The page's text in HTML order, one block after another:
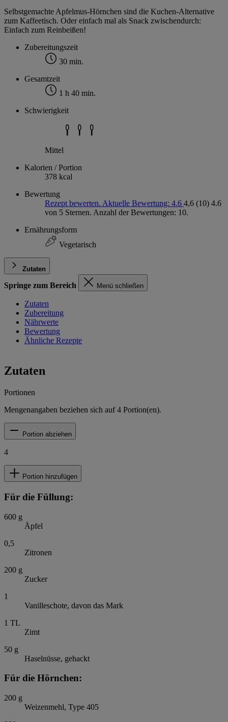
Selbstgemachte Apfelmus-Hörnchen sind die Kuchen-Alternative
zum Kaffeetisch. Oder einfach mal als Snack zwischendurch:
Einfach zum Reinbeißen!
Zubereitungszeit
30 min.
Gesamtzeit
1 h 40 min.
Schwierigkeit
Mittel
Kalorien / Portion
378 kcal
Bewertung
Rezept bewerten. Aktuelle Bewertung: 4.6 4,6 (10) 4.6
von 5 Sternen. Anzahl der Bewertungen: 10.
Ernährungsform
Vegetarisch
Zutaten
Springe zum Bereich Menü schließen
Zutaten
Zubereitung
Nährwerte
Bewertung
Ähnliche Rezepte
Zutaten
Portionen
Mengenangaben beziehen sich auf4 Portion(en).
Portion abziehen
4
Portion hinzufügen
Für die Füllung:
600 g
Äpfel
0,5
Zitronen
200 g
Zucker
1
Vanilleschote, davon das Mark
1 TL
Zimt
50 g
Haselnüsse, gehackt
Für die Hörnchen:
200 g
Weizenmehl, Type 405